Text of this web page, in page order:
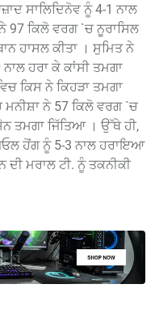
ਸਾਲਿਦਿਨੋਵ ਨੂੰ 4-1 ਨਾਲ
97 ਕਿਲੋ ਵਰਗ `ਚ ਨੂਰਾਸਿਲ
ਹਾਸਲ ਕੀਤਾ । ਸੁਮਿਤ ਨੇ
ਹਰਾ ਕੇ ਕਾਂਸੀ ਤਮਗਾ
ਕਿਸ ਨੇ ਕਿਹੜਾ ਤਮਗਾ
ਨੇ 57 ਕਿਲੋ ਵਰਗ `ਚ
ਤਮਗਾ ਜਿੱਤਿਆ । ਉੱਥੇ ਹੀ,
ਹੋਂਗ ਨੂੰ 5-3 ਨਾਲ ਹਰਾਇਆ
ਦੀ ਮਰਾਲ ਟੀ. ਨੂੰ ਤਕਨੀਕੀ